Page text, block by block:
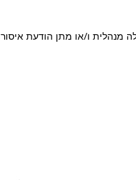
מנהלית ו/או מתן הודעת